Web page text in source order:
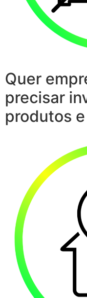
Quer
precisar
produtos